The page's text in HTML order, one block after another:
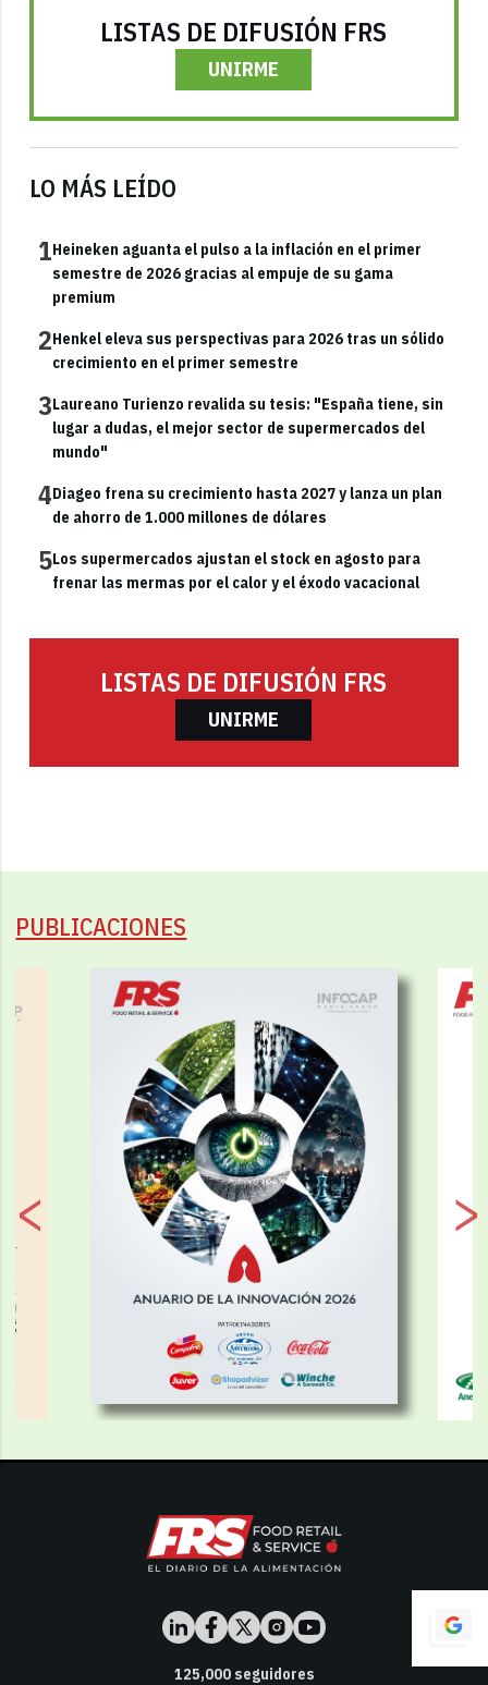
LISTAS DE DIFUSIÓN FRS
UNIRME
LO MÁS LEÍDO
1Heineken aguanta el pulso a la inflación en el primer
semestre de 2026 gracias al empuje de su gama
premium
2Henkel eleva sus perspectivas para 2026 tras un sólido
crecimiento en el primer semestre
3Laureano Turienzo revalida su tesis: "España tiene, sin
lugar a dudas, el mejor sector de supermercados del
mundo"
4Diageo frena su crecimiento hasta 2027 y lanza un plan
de ahorro de 1.000 millones de dólares
5Los supermercados ajustan el stock en agosto para
frenar las mermas por el calor y el éxodo vacacional
LISTAS DE DIFUSIÓN FRS
UNIRME
PUBLICACIONES
125,000seguidores